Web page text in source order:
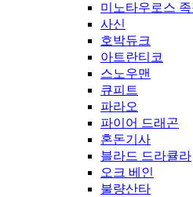
미노타우로스
사신
호박듀크
아트란티코
스노우맨
큐피트
파라오
파이어 드래곤
혼돈기사
블라드 드라큘라
오크 베인
불량산타